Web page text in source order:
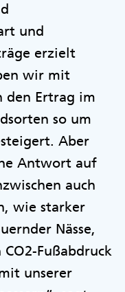
und
erzielt
wir mit
den Ertrag im
so um
Aber
Antwort auf
auch
wie starker
Nässe,
Fußabdruck
unserer